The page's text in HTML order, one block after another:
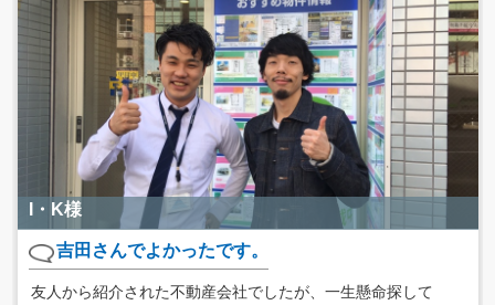
I・K様
吉田さんでよかったです。
友人から紹介された不動産会社でしたが、一生懸命探して